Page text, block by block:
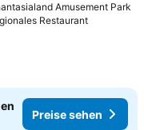
Amusement Park
Restaurant
Preise sehen